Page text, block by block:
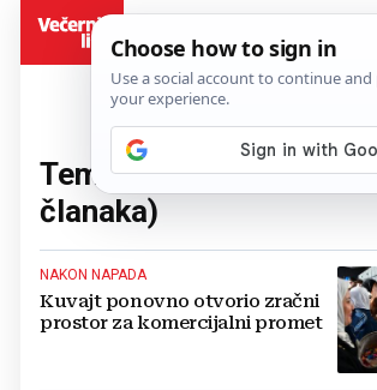
Tema:zračni prostor(24
članaka)
NAKON NAPADA
Kuvajt ponovno otvorio zračni
prostor za komercijalni promet